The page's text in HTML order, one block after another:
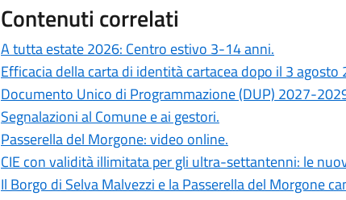
Contenuti correlati
A tutta estate 2026: Centro estivo 3-14 anni.
Efficacia della carta di identità cartacea dopo il 3 agosto
Documento Unico di Programmazione (DUP) 2027-
Segnalazioni al Comune e ai gestori.
Passerella del Morgone: video online.
CIE con validità illimitata per gli ultra-settantenni: le
Il Borgo di Selva Malvezzi e la Passerella del Morgone